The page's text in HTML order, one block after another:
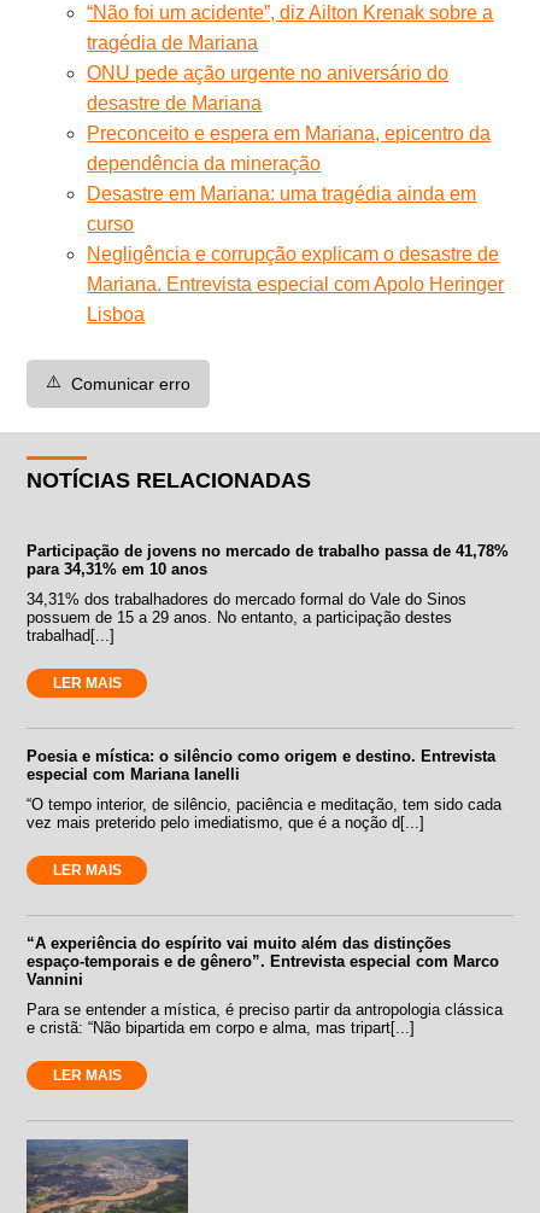
“Não foi um acidente”, diz Ailton Krenak sobre a
tragédia de Mariana
ONU pede ação urgente no aniversário do
desastre de Mariana
Preconceito e espera em Mariana, epicentro da
dependência da mineração
Desastre em Mariana: uma tragédia ainda em
curso
Negligência e corrupção explicam o desastre de
Mariana. Entrevista especial com Apolo Heringer
Lisboa
⚠️ Comunicar erro
NOTÍCIAS RELACIONADAS
Participação de jovens no mercado de trabalho passa de 41,78%
para 34,31% em 10 anos
34,31% dos trabalhadores do mercado formal do Vale do Sinos
possuem de 15 a 29 anos. No entanto, a participação destes
trabalhad[...]
LER MAIS
Poesia e mística: o silêncio como origem e destino. Entrevista
especial com Mariana Ianelli
“O tempo interior, de silêncio, paciência e meditação, tem sido cada
vez mais preterido pelo imediatismo, que é a noção d[...]
LER MAIS
“A experiência do espírito vai muito além das distinções
espaço-temporais e de gênero”. Entrevista especial com Marco
Vannini
Para se entender a mística, é preciso partir da antropologia clássica
e cristã: “Não bipartida em corpo e alma, mas tripart[...]
LER MAIS